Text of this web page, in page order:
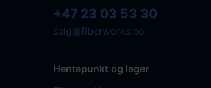
+47 23 03 53 30
salg@fiberworks.no
Hentepunkt og lager